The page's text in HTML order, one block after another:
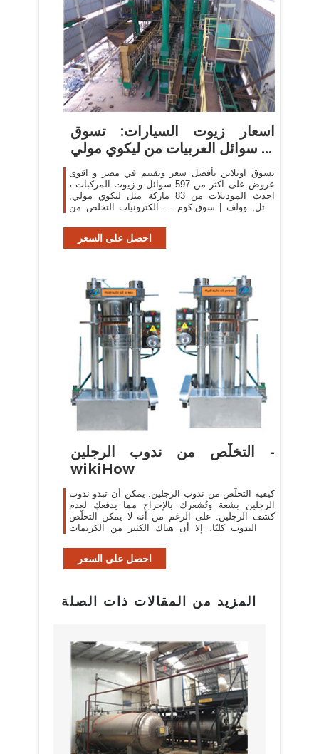
اسعار زيوت السيارات: تسوق
سوائل العربيات من ليكوي مولي ...
تسوق اونلاين بأفضل سعر وتقييم في مصر و اقوى
عروض على اكثر من 597 سوائل و زيوت المركبات ،
احدث الموديلات من 83 ماركة مثل ليكوي مولي,
موتل, وولف | سوق.كوم ... الكترونيات التخلص من
احصل على السعر
التخلّص من ندوب الرجلين -
wikiHow
كيفية التخلّص من ندوب الرجلين. يمكن أن تبدو ندوب
الرجلين بشعة وتُشعرك بالإحراج مما يدفعكِ لعدم
كشف الرجلين. على الرغم من أنه لا يمكن التخلّص
من الندوب كليًا، إلا أن هناك الكثير من الكريمات
احصل على السعر
المزيد من المقالات ذات الصلة